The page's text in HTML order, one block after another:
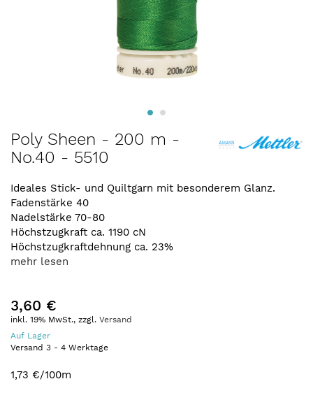
Zum
Anfang
der
springen
Poly Sheen - 200 m -
No.40 - 5510
Ideales Stick- und Quiltgarn mit besonderem Glanz.
Fadenstärke 40
Nadelstärke 70-80
Höchstzugkraft ca. 1190 cN
Höchstzugkraftdehnung ca. 23%
mehr lesen
3,60 €
inkl. 19% MwSt., zzgl. Versand
Auf Lager
Versand 3 - 4 Werktage
1,73 €/100m